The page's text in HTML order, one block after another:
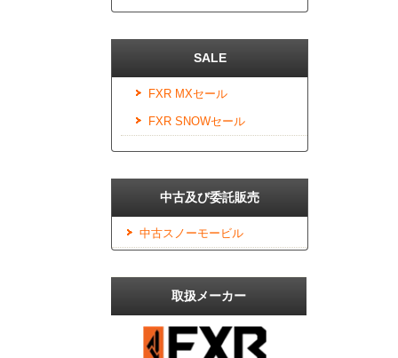
SALE
FXR MXセール
FXR SNOWセール
中古及び委託販売
中古スノーモービル
取扱メーカー